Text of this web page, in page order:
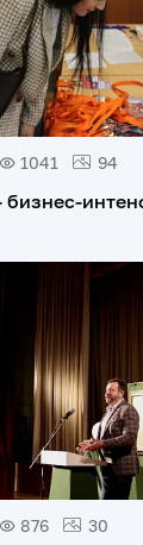
1041 94
бизнес-
876 30